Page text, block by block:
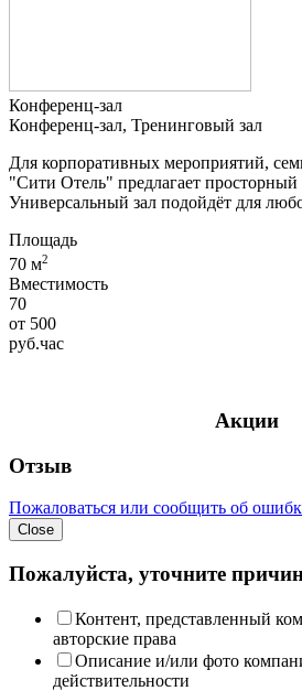
Конференц-зал
Конференц-зал, Тренинговый зал
Для корпоративных мероприятий,
"Сити Отель" предлагает просторный
Универсальный зал подойдёт для
Площадь
70 м2
Вместимость
70
от 500
руб.час
Акции
Отзыв
Пожаловаться или сообщить об
Close
Пожалуйста, уточните
Контент, представленный
авторские права
Описание и/или фото
действительности